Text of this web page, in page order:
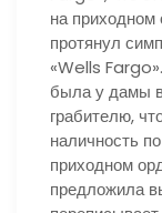
на
протянул
«Wells
была у дамы в
грабителю,
наличность
приходном
предложила